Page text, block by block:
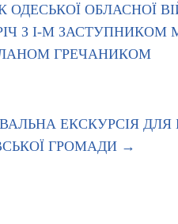
ОДЕСЬКОЇ ОБЛАСНОЇ
З І-М ЗАСТУПНИКОМ
ГРЕЧАНИКОМ
ЕКСКУРСІЯ ДЛЯ
ГРОМАДИ →